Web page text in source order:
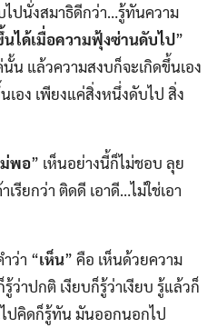
ไปนั่งสมาธิดีกว่า…รู้ทันความ
นได้เมื่อความฟุ้งซ่านดับไป”
น แล้วความสงบก็จะเกิดขึ้นเอง
อง เพียงแค่สิ่งหนึ่งดับไป สิ่ง
พอ” เห็นอย่างนี้ก็ไม่ชอบ ลุย
รียกว่า ติดดี เอาดี…ไม่ใช่เอา
ว่า “เห็น” คือ เห็นด้วยความ
าปกติ เงียบก็รู้ว่าเงียบ รู้แล้วก็
ปคิดก็รู้ทัน มันออกนอกไป